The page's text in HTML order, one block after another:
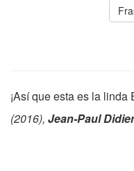
¡Así que esta es la linda
(2016), Jean-Paul